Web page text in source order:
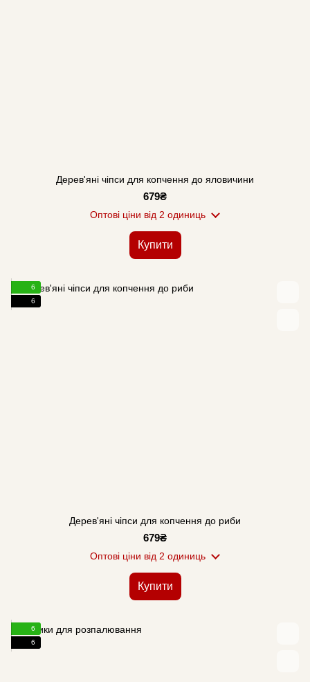
Дерев'яні чіпси для копчення до яловичини
679₴
Оптові ціни від 2 одиниць
Купити
6
6
Дерев'яні чіпси для копчення до риби
679₴
Оптові ціни від 2 одиниць
Купити
6
6